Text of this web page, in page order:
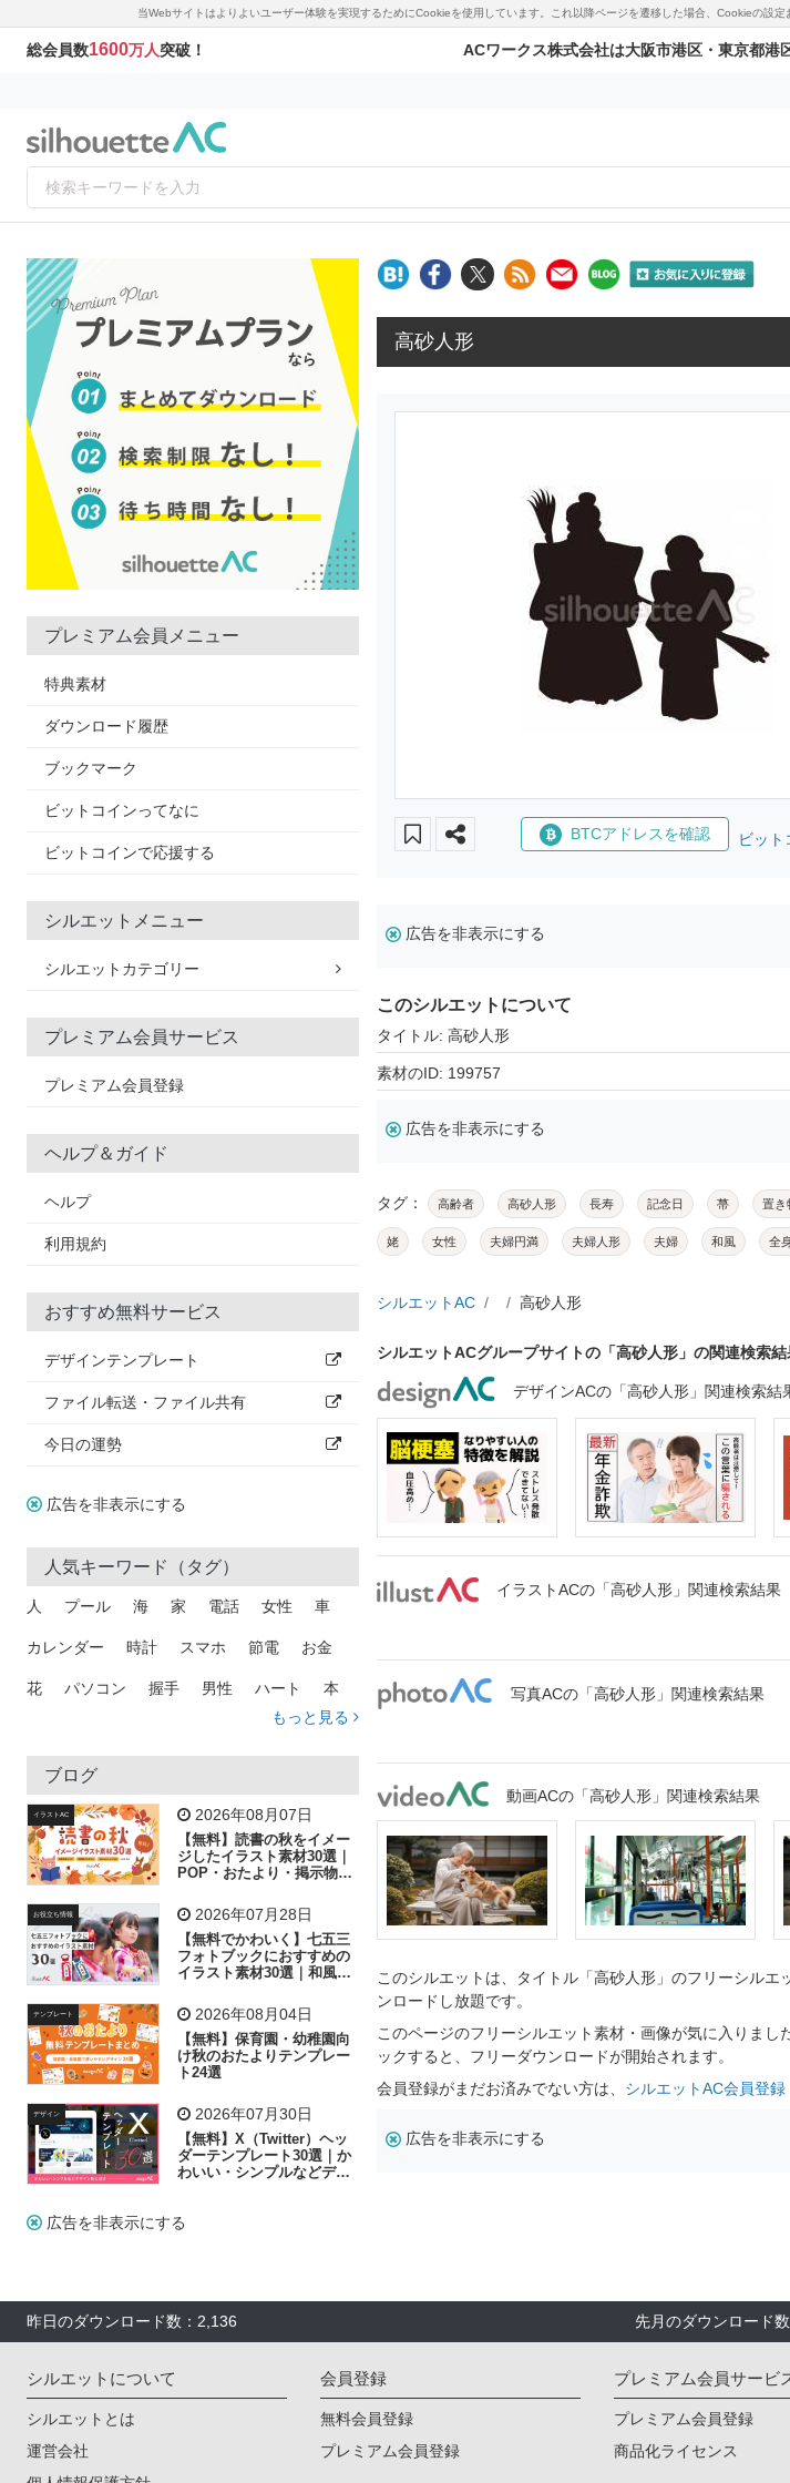
当Webサイトはよりよいユーザー体験を実現するためにCookieを使用しています。これ以降ページを遷移した場合、Cookieの設
総会員数1600万人突破！ ACワークス株式会社は大阪市港区・東京都港
プレミアム会員メニュー
特典素材
ダウンロード履歴
ブックマーク
ビットコインってなに
ビットコインで応援する
シルエットメニュー
シルエットカテゴリー
プレミアム会員サービス
プレミアム会員登録
ヘルプ＆ガイド
ヘルプ
利用規約
おすすめ無料サービス
デザインテンプレート
ファイル転送・ファイル共有
今日の運勢
広告を非表示にする
人気キーワード（タグ）
人 プール 海 家 電話 女性 車
カレンダー 時計 スマホ 節電 お金
花 パソコン 握手 男性 ハート 本
トラック 木
吹き出し
飛行機 グラフ ビル 魚 家族 書類
歩く 工場 会社 太陽 キラキラ
子供 作業員 葉 相談 ピクトグラム
もっと見る
ブログ
イラストAC 2026年08月07日
【無料】読書の秋をイメー
ジしたイラスト素材30選｜
POP・おたより・掲示物に
お役立ち情報 2026年07月28日
【無料でかわいく】七五三
フォトブックにおすすめの
イラスト素材30選｜和風の
テンプレート 2026年08月04日
【無料】保育園・幼稚園向
け秋のおたよりテンプレー
ト24選
デザイン 2026年07月30日
【無料】X（Twitter）ヘッ
ダーテンプレート30選｜か
わいい・シンプルなどデザ
広告を非表示にする
高砂人形
BTCアドレスを確認 ビット
広告を非表示にする
このシルエットについて
タイトル: 高砂人形
素材のID: 199757
広告を非表示にする
タグ： 高齢者 高砂人形 長寿 記念日 菷 置き
姥 女性 夫婦円満 夫婦人形 夫婦 和風 全
シルエットAC 高砂人形
シルエットACグループサイトの「高砂人形」の関連検索結
デザインACの「高砂人形」関連検索結
イラストACの「高砂人形」関連検索結果
写真ACの「高砂人形」関連検索結果
動画ACの「高砂人形」関連検索結果
このシルエットは、タイトル「高砂人形」のフリーシル
ンロードし放題です。
このページのフリーシルエット素材・画像が気に入りまし
ックすると、フリーダウンロードが開始されます。
会員登録がまだお済みでない方は、 シルエットAC会員登録
広告を非表示にする
昨日のダウンロード数：2,136 先月のダウンロード
シルエットについて
シルエットとは
運営会社
会員登録
無料会員登録
プレミアム会員登録
プレミアム会員サービ
プレミアム会員登録
商品化ライセンス